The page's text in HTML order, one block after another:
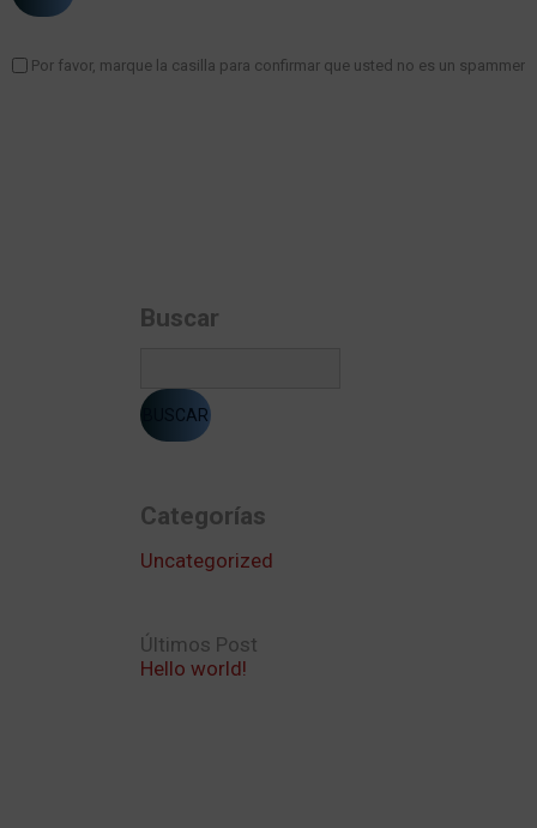
Por favor, marque la casilla para confirmar que usted no es un spammer
Buscar
Categorías
Uncategorized
Últimos Post
Hello world!